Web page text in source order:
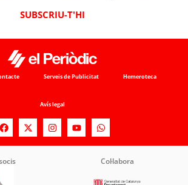
SUBSCRIU-T'HI
Serveis de Publicitat Hemeroteca
Avís legal
Col·labora